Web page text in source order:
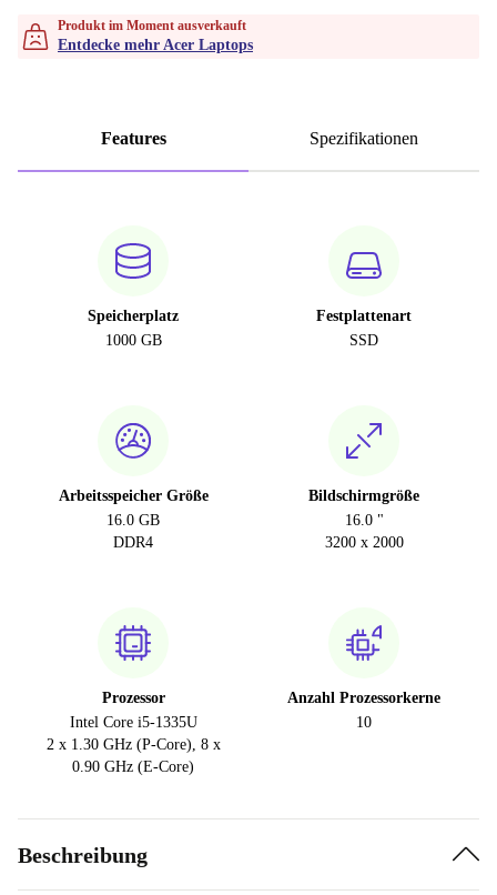
Produkt im Moment ausverkauft
Entdecke mehr Acer Laptops
Features Spezifikationen
Speicherplatz
1000 GB
Festplattenart
SSD
Arbeitsspeicher Größe
16.0 GB
DDR4
Bildschirmgröße
16.0 "
3200 x 2000
Prozessor
Intel Core i5-1335U
2 x 1.30 GHz (P-Core), 8 x
0.90 GHz (E-Core)
Anzahl Prozessorkerne
10
Beschreibung